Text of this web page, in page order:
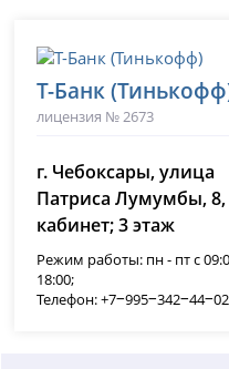
Т-Банк
лицензия № 2673
г. Чебоксары, улица
Патриса Лумумбы, 8,
кабинет; 3 этаж
Режим работы: пн - пт с
18:00;
Телефон: +7‒995‒342‒44‒02